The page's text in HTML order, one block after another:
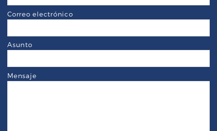
Correo electrónico
Asunto
Mensaje